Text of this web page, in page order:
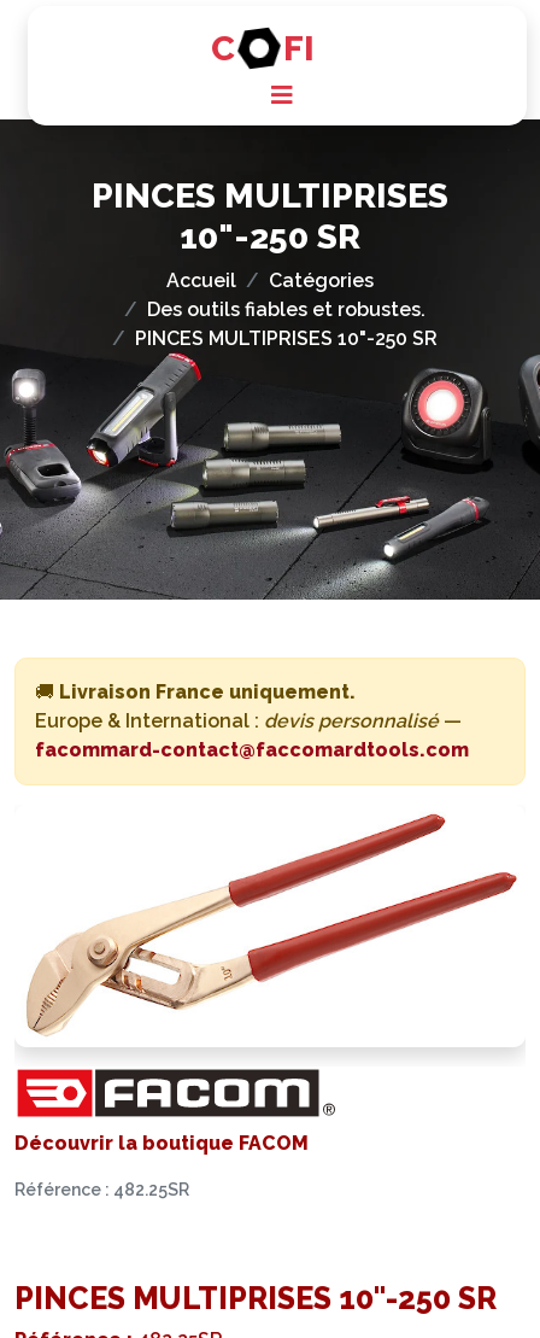
C FI
PINCES MULTIPRISES
10"-250 SR
Accueil
Catégories
Des outils fiables et robustes.
PINCES MULTIPRISES 10"-250 SR
🚚 Livraison France uniquement.
Europe & International : devis personnalisé—
facommard-contact@faccomardtools.com
Découvrir la boutique FACOM
Référence : 482.25SR
PINCES MULTIPRISES 10"-250 SR